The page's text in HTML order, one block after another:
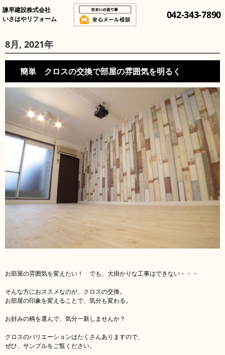
諫早建設株式会社
いさはやリフォーム
042-343-7890
8月, 2021年
簡単 クロスの交換で部屋の雰囲気を明るく
お部屋の雰囲気を変えたい！ でも、大掛かりな工事はできない・・・
そんな方におススメなのが、クロスの交換。
お部屋の印象を変えることで、気分も変わる。
お好みの柄を選んで、気分一新しませんか？
クロスのバリエーションはたくさんありますので、
ぜひ、サンプルをご覧ください。